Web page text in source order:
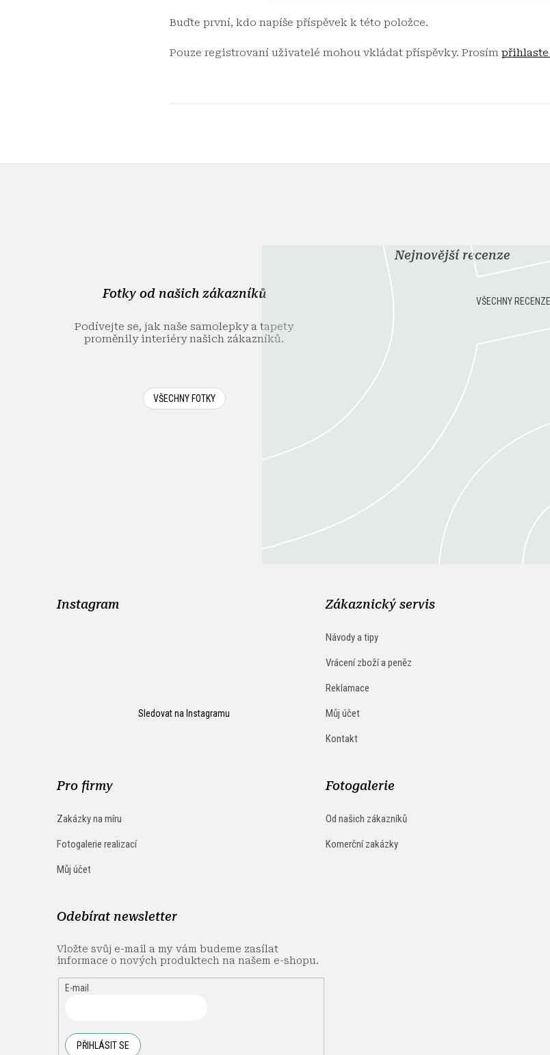
Buďte první, kdo napíše příspěvek k této položce.
Pouze registrovaní uživatelé mohou vkládat příspěvky. Prosím přihlaste
Fotky od našich zákazníků
Podívejte se, jak naše samolepky a tapety
proměnily interiéry našich zákazníků.
VŠECHNY FOTKY
Nejnovější recenze
VŠECHNY RECENZE
Instagram
Sledovat na Instagramu
Zákaznický servis
Návody a tipy
Vrácení zboží a peněz
Reklamace
Můj účet
Kontakt
Pro firmy
Zakázky na míru
Fotogalerie realizací
Můj účet
Fotogalerie
Od našich zákazníků
Komerční zakázky
Odebírat newsletter
Vložte svůj e-mail a my vám budeme zasílat
informace o nových produktech na našem e-shopu.
E-mail
PŘIHLÁSIT SE